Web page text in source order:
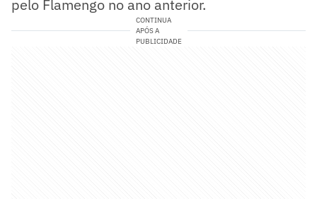
pelo Flamengo no ano anterior.
CONTINUA
APÓS A
PUBLICIDADE